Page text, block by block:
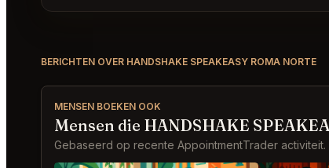
BERICHTEN OVER HANDSHAKE SPEAKEASY ROMA NORTE
MENSEN BOEKEN OOK
Mensen die HANDSHAKE
Gebaseerd op recente AppointmentTrader activiteit.